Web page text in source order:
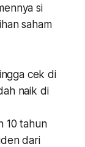
si
saham
cek di
naik di
10 tahun
dari